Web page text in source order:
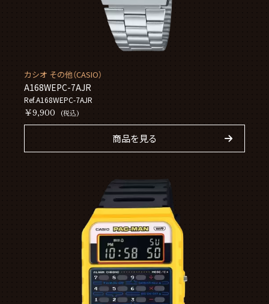
カシオ その他（CASIO）
A168WEPC-7AJR
Ref.A168WEPC-7AJR
￥9,900 (税込)
商品を見る